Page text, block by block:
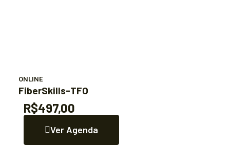
ONLINE
FiberSkills-TFO
R$497,00
Ver Agenda